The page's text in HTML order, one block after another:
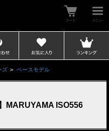
ズ > ベースモデル
MARUYAMA ISO556